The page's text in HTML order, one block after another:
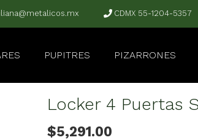
CDMX 55-1204-5357
PUPITRES PIZARRONES
Locker 4 Puertas
$5,291.00